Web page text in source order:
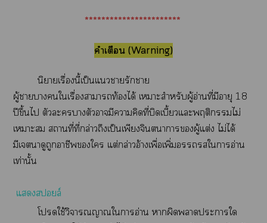
***********************
คำเตือน (Warning)
นิยายเรื่องนี้เป็นแารักา
ผู้าาใเรื่องาาท้องได้ เาะสำหรับผู้อ่านที่มีอายุ 18
ปีขึ้นไ ตัวะาตัวามีาคิดที่บิดเบี้ยวแะพฤติกรรมไม่
เาะ สถานที่ที่กล่าวถึงเป็นเพียงจินตนาการผู้แต่ง ไม่ได้
มีเาดูถูกาชีพใ แต่กล่าวอ้างเพื่อเพิ่มใาอ่าน
เท่านั้น
แสล์
โใช้วิจารณญาณใาอ่าน าผิดาะาใ